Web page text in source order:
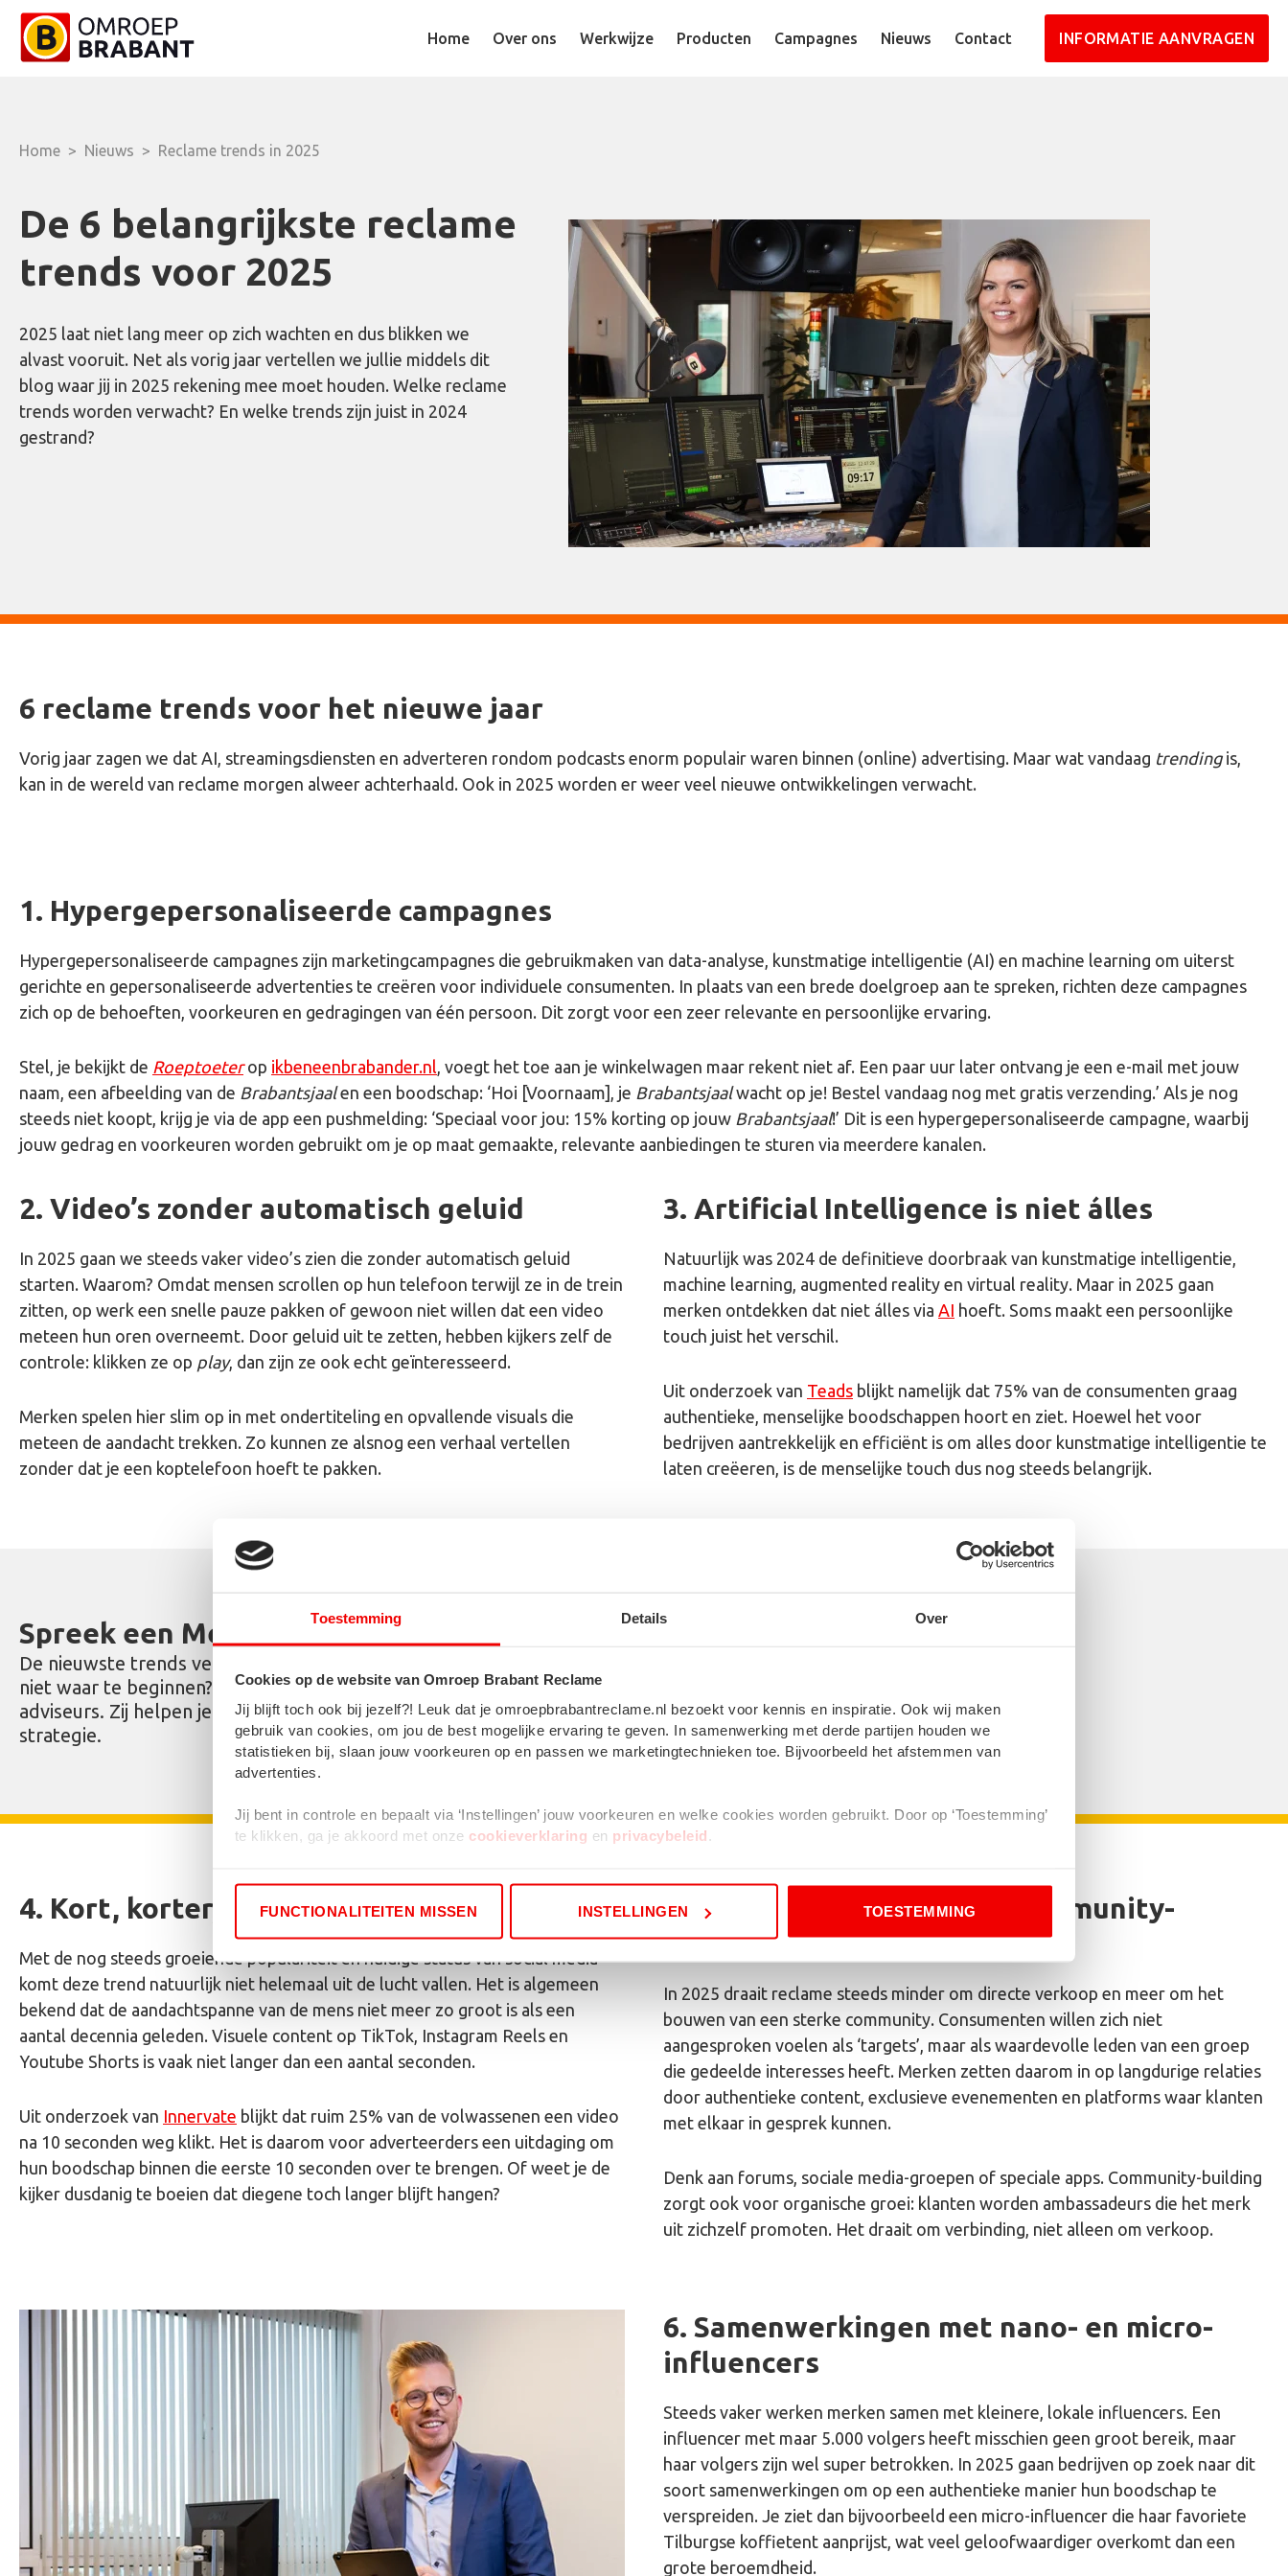
Toestemming Details Over
Cookies op de website van Omroep Brabant Reclame
Jij blijft toch ook bij jezelf?! Leuk dat je omroepbrabantreclame.nl bezoekt voor kennis en inspiratie. Ook wij maken
gebruik van cookies, om jou de best mogelijke ervaring te geven. In samenwerking met derde partijen houden we
statistieken bij, slaan jouw voorkeuren op en passen we marketingtechnieken toe. Bijvoorbeeld het afstemmen van
advertenties.
Jij bent in controle en bepaalt via ‘Instellingen’ jouw voorkeuren en welke cookies worden gebruikt. Door op ‘Toestemming’
te klikken, ga je akkoord met onze cookieverklaring en privacybeleid .
FUNCTIONALITEITEN MISSEN INSTELLINGEN TOESTEMMING
Home Over ons Werkwijze Producten Campagnes Nieuws Contact INFORMATIE AANVRAGEN
Home > Nieuws > Reclame trends in 2025
De 6 belangrijkste reclame
trends voor 2025
2025 laat niet lang meer op zich wachten en dus blikken we
alvast vooruit. Net als vorig jaar vertellen we jullie middels dit
blog waar jij in 2025 rekening mee moet houden. Welke reclame
trends worden verwacht? En welke trends zijn juist in 2024
gestrand?
6 reclame trends voor het nieuwe jaar
Vorig jaar zagen we dat AI, streamingsdiensten en adverteren rondom podcasts enorm populair waren binnen (online) advertising. Maar wat vandaag trending is,
kan in de wereld van reclame morgen alweer achterhaald. Ook in 2025 worden er weer veel nieuwe ontwikkelingen verwacht.
1. Hypergepersonaliseerde campagnes
Hypergepersonaliseerde campagnes zijn marketingcampagnes die gebruikmaken van data-analyse, kunstmatige intelligentie (AI) en machine learning om uiterst
gerichte en gepersonaliseerde advertenties te creëren voor individuele consumenten. In plaats van een brede doelgroep aan te spreken, richten deze campagnes
zich op de behoeften, voorkeuren en gedragingen van één persoon. Dit zorgt voor een zeer relevante en persoonlijke ervaring.
Stel, je bekijkt de Roeptoeterop ikbeneenbrabander.nl, voegt het toe aan je winkelwagen maar rekent niet af. Een paar uur later ontvang je een e-mail met jouw
naam, een afbeelding van de Brabantsjaalen een boodschap: ‘Hoi [Voornaam], je Brabantsjaalwacht op je! Bestel vandaag nog met gratis verzending.’ Als je nog
steeds niet koopt, krijg je via de app een pushmelding: ‘Speciaal voor jou: 15% korting op jouw Brabantsjaal!’ Dit is een hypergepersonaliseerde campagne, waarbij
jouw gedrag en voorkeuren worden gebruikt om je op maat gemaakte, relevante aanbiedingen te sturen via meerdere kanalen.
2. Video’s zonder automatisch geluid
In 2025 gaan we steeds vaker video’s zien die zonder automatisch geluid
starten. Waarom? Omdat mensen scrollen op hun telefoon terwijl ze in de trein
zitten, op werk een snelle pauze pakken of gewoon niet willen dat een video
meteen hun oren overneemt. Door geluid uit te zetten, hebben kijkers zelf de
controle: klikken ze op play, dan zijn ze ook echt geïnteresseerd.
Merken spelen hier slim op in met ondertiteling en opvallende visuals die
meteen de aandacht trekken. Zo kunnen ze alsnog een verhaal vertellen
zonder dat je een koptelefoon hoeft te pakken.
3. Artificial Intelligence is niet álles
Natuurlijk was 2024 de definitieve doorbraak van kunstmatige intelligentie,
machine learning, augmented reality en virtual reality. Maar in 2025 gaan
merken ontdekken dat niet álles via AI hoeft. Soms maakt een persoonlijke
touch juist het verschil.
Uit onderzoek van Teads blijkt namelijk dat 75% van de consumenten graag
authentieke, menselijke boodschappen hoort en ziet. Hoewel het voor
bedrijven aantrekkelijk en efficiënt is om alles door kunstmatige intelligentie te
laten creëeren, is de menselijke touch dus nog steeds belangrijk.
Spreek een Media Adviseur
De nieuwste trends verwerken in jouw reclame strategie maar weet je
niet waar te beginnen? Ga in gesprek met onze ervaren media
adviseurs. Zij helpen je deze trends in te passen rondom jouw
strategie.
4. Kort, korter, kortst
Met de nog steeds groeiende populariteit en huidige status van social media
komt deze trend natuurlijk niet helemaal uit de lucht vallen. Het is algemeen
bekend dat de aandachtspanne van de mens niet meer zo groot is als een
aantal decennia geleden. Visuele content op TikTok, Instagram Reels en
Youtube Shorts is vaak niet langer dan een aantal seconden.
Uit onderzoek van Innervate blijkt dat ruim 25% van de volwassenen een video
na 10 seconden weg klikt. Het is daarom voor adverteerders een uitdaging om
hun boodschap binnen die eerste 10 seconden over te brengen. Of weet je de
kijker dusdanig te boeien dat diegene toch langer blijft hangen?
5. Minder ‘koop nu’, meer community-
building
In 2025 draait reclame steeds minder om directe verkoop en meer om het
bouwen van een sterke community. Consumenten willen zich niet
aangesproken voelen als ‘targets’, maar als waardevolle leden van een groep
die gedeelde interesses heeft. Merken zetten daarom in op langdurige relaties
door authentieke content, exclusieve evenementen en platforms waar klanten
met elkaar in gesprek kunnen.
Denk aan forums, sociale media-groepen of speciale apps. Community-building
zorgt ook voor organische groei: klanten worden ambassadeurs die het merk
uit zichzelf promoten. Het draait om verbinding, niet alleen om verkoop.
6. Samenwerkingen met nano- en micro-
influencers
Steeds vaker werken merken samen met kleinere, lokale influencers. Een
influencer met maar 5.000 volgers heeft misschien geen groot bereik, maar
haar volgers zijn wel super betrokken. In 2025 gaan bedrijven op zoek naar dit
soort samenwerkingen om op een authentieke manier hun boodschap te
verspreiden. Je ziet dan bijvoorbeeld een micro-influencer die haar favoriete
Tilburgse koffietent aanprijst, wat veel geloofwaardiger overkomt dan een
grote beroemdheid.